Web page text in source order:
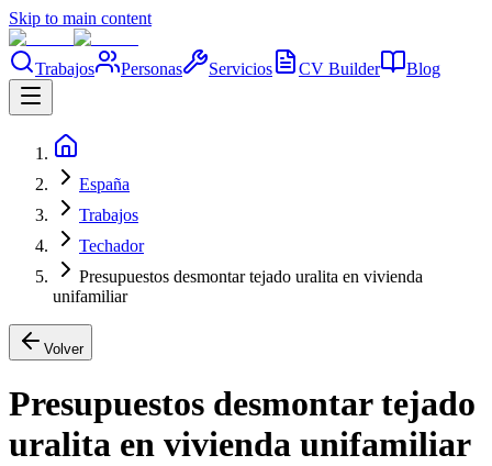
Skip to main content
Trabajos Personas Servicios CV Builder Blog
España
Trabajos
Techador
Presupuestos desmontar tejado uralita en vivienda
unifamiliar
Volver
Presupuestos desmontar tejado
uralita en vivienda unifamiliar